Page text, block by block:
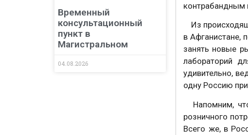
Временный
консультационный
пункт в
Магистральном
04.08.2026
контрабандным
⠀ Из
в Афганистане,
занять новые
лабораторий
удивительно,
одну Россию
⠀ Напомним,
розничного
Всего же, в